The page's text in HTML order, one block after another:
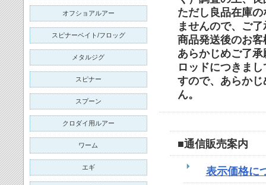
ただし良品在庫
ませんので、ご
商品発送後のお
あらかじめご了
ロッドにつきま
すので、あらか
ん。
■通信販売案内
表示価格に
オフショアルアー
スピナーベイト/フロッグ
メタルジグ
スピナー
スプーン
クロダイ用ルアー
ワーム
エギ